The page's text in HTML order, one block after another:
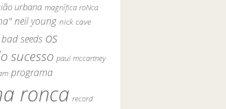
urbana magnífica roNca
neil young nick cave
seeds os
sucesso paul mccartney
programa
ronca record